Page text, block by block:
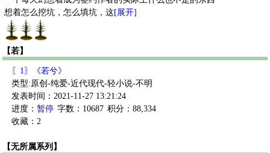
想着怎么挖坑，怎么填坑，这[展开]
【若】
〖1〗《若兮》
类型:原创-纯爱-近代现代-轻小说-不明
发表时间：2021-11-27 13:21:24
进度： 暂停 字数：10687 积分：88,334
收藏：2
【无所属系列】